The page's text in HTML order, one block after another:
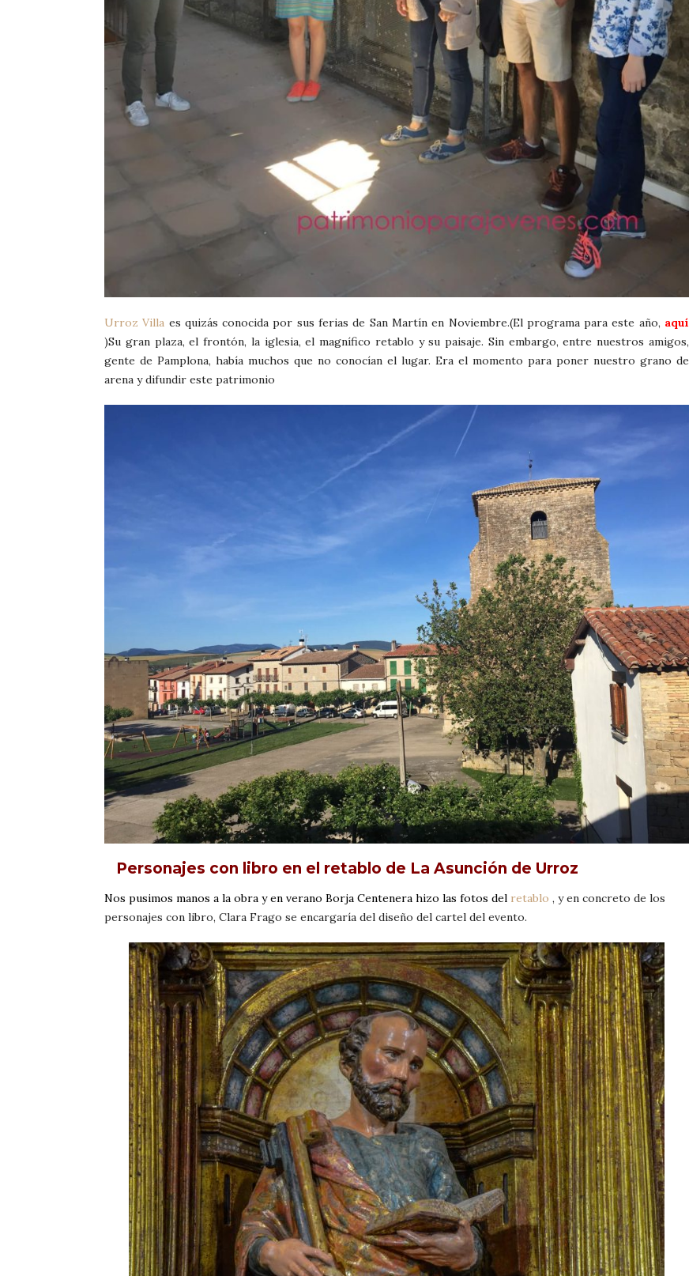
Urroz Villa es quizás conocida por sus ferias de San Martín en Noviembre.(El programa para este año, aquí
)Su gran plaza, el frontón, la iglesia, el magnífico retablo y su paisaje. Sin embargo, entre nuestros amigos,
gente de Pamplona, había muchos que no conocían el lugar. Era el momento para poner nuestro grano de
arena y difundir este patrimonio
Personajes con libro en el retablo de La Asunción de Urroz
Nos pusimos manos a la obra y en verano Borja Centenera hizo las fotos del retablo , y en concreto de los
personajes con libro, Clara Frago se encargaría del diseño del cartel del evento.